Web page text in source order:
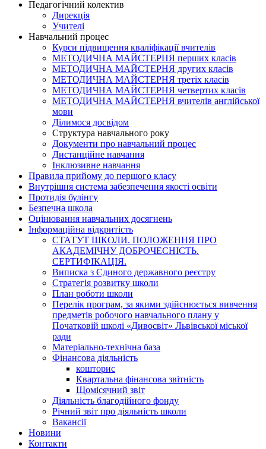
Педагогічний колектив
Дирекція
Учителі
Навчальний процес
Курси підвищення кваліфікації вчителів
МЕТОДИЧНА МАЙСТЕРНЯ перших класів
МЕТОДИЧНА МАЙСТЕРНЯ других класів
МЕТОДИЧНА МАЙСТЕРНЯ третіх класів
МЕТОДИЧНА МАЙСТЕРНЯ четвертих класів
МЕТОДИЧНА МАЙСТЕРНЯ вчителів англійської
мови
Ділимося досвідом
Структура навчального року
Документи про навчальний процес
Дистанційне навчання
Інклюзивне навчання
Правила прийому до першого класу
Внутрішня система забезпечення якості освіти
Протидія булінгу
Безпечна школа
Оцінювання навчальних досягнень
Інформаційна відкритість
СТАТУТ ШКОЛИ. ПОЛОЖЕННЯ ПРО
АКАДЕМІЧНУ ДОБРОЧЕСНІСТЬ.
СЕРТИФІКАЦІЯ.
Виписка з Єдиного державного реєстру
Стратегія розвитку школи
План роботи школи
Перелік програм, за якими здійснюється вивчення
предметів робочого навчального плану у
Початковій школі «Дивосвіт» Львівської міської
ради
Матеріально-технічна база
Фінансова діяльність
кошторис
Квартальна фінансова звітність
Щомісячний звіт
Діяльність благодійного фонду
Річний звіт про діяльність школи
Вакансії
Новини
Контакти